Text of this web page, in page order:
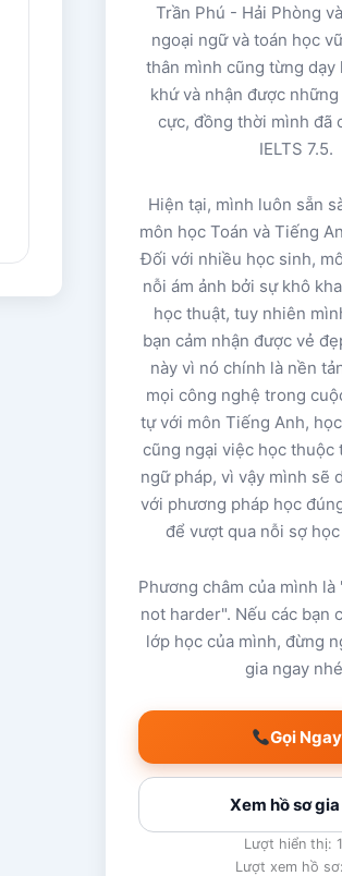
Trần Phú - Hải Phòng
ngoại ngữ và toán học
thân mình cũng từng dạy
khứ và nhận được
cực, đồng thời mình đã
IELTS 7.5.
Hiện tại, mình luôn sẵn
môn học Toán và Tiếng
Đối với nhiều học sinh,
nỗi ám ảnh bởi sự khô
học thuật, tuy nhiên
bạn cảm nhận được vẻ
này vì nó chính là nền
mọi công nghệ trong
tự với môn Tiếng Anh,
cũng ngại việc học thuộc
ngữ pháp, vì vậy mình sẽ
với phương pháp học
để vượt qua nỗi sợ
Phương châm của mình là
not harder". Nếu các bạn
lớp học của mình, đừng
gia ngay
Gọi Ngay
Xem hồ sơ
Lượt hiển thị:
Lượt xem hồ